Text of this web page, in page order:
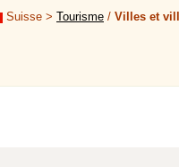
Suisse > Tourisme / Villes et